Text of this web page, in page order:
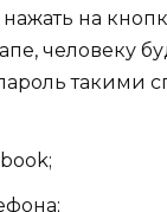
на
человеку
такими